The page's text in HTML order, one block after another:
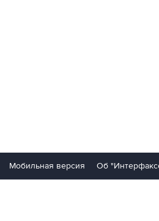
Мобильная версия Об